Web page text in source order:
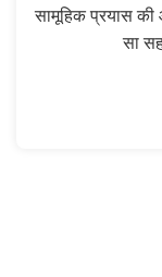
सामूहिक प्रयास की
सा